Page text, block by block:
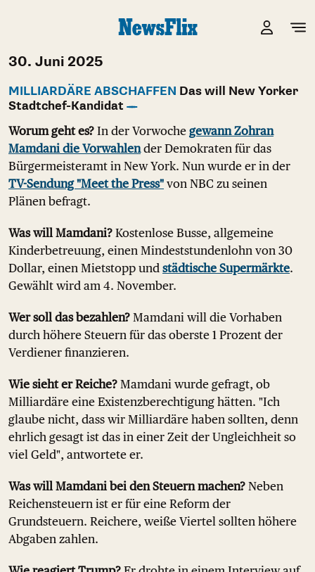
30. Juni 2025
MILLIARDÄRE ABSCHAFFEN Das will New Yorker
Stadtchef-Kandidat
Worum geht es? In der Vorwoche gewann Zohran
Mamdani die Vorwahlender Demokraten für das
Bürgermeisteramt in New York. Nun wurde er in der
TV-Sendung "Meet the Press" von NBC zu seinen
Plänen befragt.
Was will Mamdani? Kostenlose Busse, allgemeine
Kinderbetreuung, einen Mindeststundenlohn von 30
Dollar, einen Mietstopp und städtische Supermärkte.
Gewählt wird am 4. November.
Wer soll das bezahlen? Mamdani will die Vorhaben
durch höhere Steuern für das oberste 1 Prozent der
Verdiener finanzieren.
Wie sieht er Reiche? Mamdani wurde gefragt, ob
Milliardäre eine Existenzberechtigung hätten. "Ich
glaube nicht, dass wir Milliardäre haben sollten, denn
ehrlich gesagt ist das in einer Zeit der Ungleichheit so
viel Geld", antwortete er.
Was will Mamdani bei den Steuern machen? Neben
Reichensteuern ist er für eine Reform der
Grundsteuern. Reichere, weiße Viertel sollten höhere
Abgaben zahlen.